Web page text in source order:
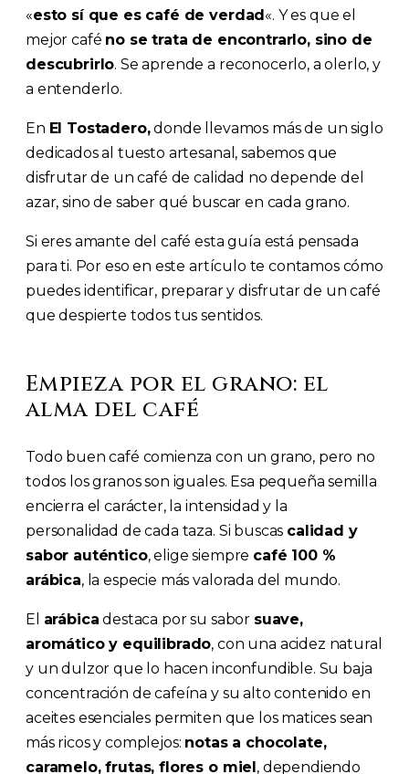
«esto sí que es café de verdad«. Y es que el
mejor café no se trata de encontrarlo, sino de
descubrirlo. Se aprende a reconocerlo, a olerlo, y
a entenderlo.
En El Tostadero,donde llevamos más de un siglo
dedicados al tuesto artesanal, sabemos que
disfrutar de un café de calidad no depende del
azar, sino de saber qué buscar en cada grano.
Si eres amante del café esta guía está pensada
para ti. Por eso en este artículo te contamos cómo
puedes identificar, preparar y disfrutar de un café
que despierte todos tus sentidos.
Empieza por el grano: el
alma del café
Todo buen café comienza con un grano, pero no
todos los granos son iguales. Esa pequeña semilla
encierra el carácter, la intensidad y la
personalidad de cada taza. Si buscas calidad y
sabor auténtico, elige siempre café 100 %
arábica, la especie más valorada del mundo.
El arábica destaca por su sabor suave,
aromático y equilibrado, con una acidez natural
y un dulzor que lo hacen inconfundible. Su baja
concentración de cafeína y su alto contenido en
aceites esenciales permiten que los matices sean
más ricos y complejos: notas a chocolate,
caramelo, frutas, flores o miel, dependiendo